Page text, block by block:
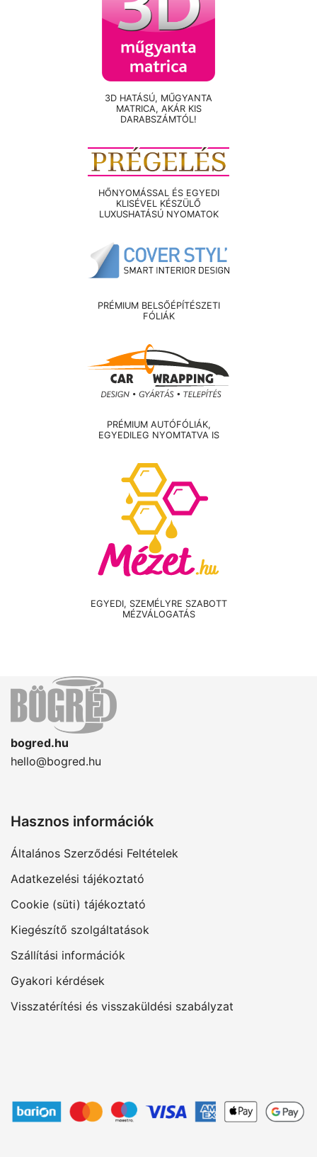
3D HATÁSÚ, MŰGYANTA
MATRICA, AKÁR KIS
DARABSZÁMTÓL!
HŐNYOMÁSSAL ÉS EGYEDI
KLISÉVEL KÉSZÜLŐ
LUXUSHATÁSÚ NYOMATOK
PRÉMIUM BELSŐÉPÍTÉSZETI
FÓLIÁK
PRÉMIUM AUTÓFÓLIÁK,
EGYEDILEG NYOMTATVA IS
EGYEDI, SZEMÉLYRE SZABOTT
MÉZVÁLOGATÁS
bogred.hu
hello@bogred.hu
Hasznos információk
Általános Szerződési Feltételek
Adatkezelési tájékoztató
Cookie (süti) tájékoztató
Kiegészítő szolgáltatások
Szállítási információk
Gyakori kérdések
Visszatérítési és visszaküldési szabályzat